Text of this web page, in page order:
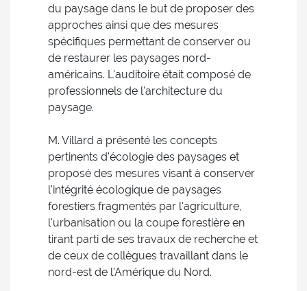
du paysage dans le but de proposer des
approches ainsi que des mesures
spécifiques permettant de conserver ou
de restaurer les paysages nord-
américains. L'auditoire était composé de
professionnels de l'architecture du
paysage.
M. Villard a présenté les concepts
pertinents d'écologie des paysages et
proposé des mesures visant à conserver
l'intégrité écologique de paysages
forestiers fragmentés par l'agriculture,
l'urbanisation ou la coupe forestière en
tirant parti de ses travaux de recherche et
de ceux de collègues travaillant dans le
nord-est de l'Amérique du Nord.